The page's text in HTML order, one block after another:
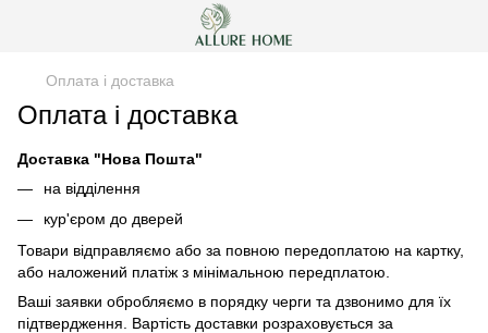
Оплата і доставка
Оплата і доставка
Доставка "Нова Пошта"
на відділення
кур'єром до дверей
Товари відправляємо або за повною передоплатою на картку,
або наложений платіж з мінімальною передплатою.
Ваші заявки обробляємо в порядку черги та дзвонимо для їх
підтвердження. Вартість доставки розраховується за